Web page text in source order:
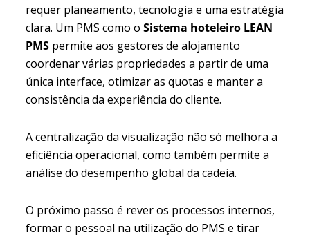
requer planeamento, tecnologia e uma estratégia
clara. Um PMS como o Sistema hoteleiro LEAN
PMSpermite aos gestores de alojamento
coordenar várias propriedades a partir de uma
única interface, otimizar as quotas e manter a
consistência da experiência do cliente.
A centralização da visualização não só melhora a
eficiência operacional, como também permite a
análise do desempenho global da cadeia.
O próximo passo é rever os processos internos,
formar o pessoal na utilização do PMS e tirar